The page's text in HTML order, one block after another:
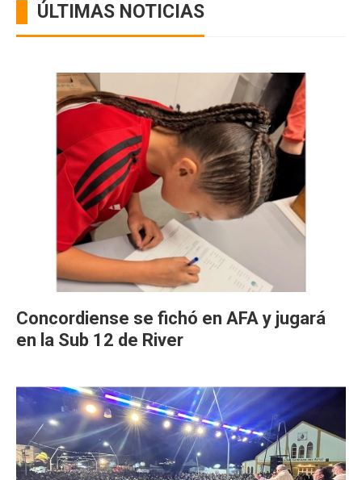
ÚLTIMAS NOTICIAS
Concordiense se fichó en AFA y jugará
en la Sub 12 de River